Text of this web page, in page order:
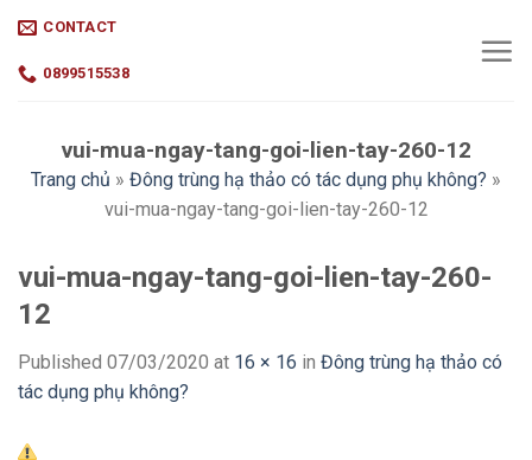
content
CONTACT
0899515538
vui-mua-ngay-tang-goi-lien-tay-260-12
Trang chủ » Đông trùng hạ thảo có tác dụng phụ không? »
vui-mua-ngay-tang-goi-lien-tay-260-12
vui-mua-ngay-tang-goi-lien-tay-260-
12
Published 07/03/2020 at 16 × 16 in Đông trùng hạ thảo có
tác dụng phụ không?